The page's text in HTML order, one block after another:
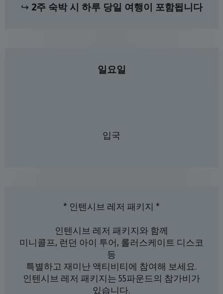
↪ 2주 숙박 시 하루 당일 여행이 포함됩니다
일요일
입국
* 인텐시브 레저 패키지 *
인텐시브 레저 패키지와 함께
미니콜프, 런던 아이 투어, 롤러스케이트 디스코
등
특별하고 재미난 액티비티에 참여해 보세요.
인텐시브 레저 패키지는 55파운드의 참가비가
있습니다.